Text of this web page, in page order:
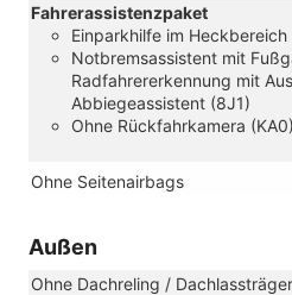
Fahrerassistenzpaket
Einparkhilfe im Heckbereich
Notbremsassistent mit
Radfahrererkennung mit
Abbiegeassistent (8J1)
Ohne Rückfahrkamera (KA0)
Ohne Seitenairbags
Außen
Ohne Dachreling / Dachlassträger